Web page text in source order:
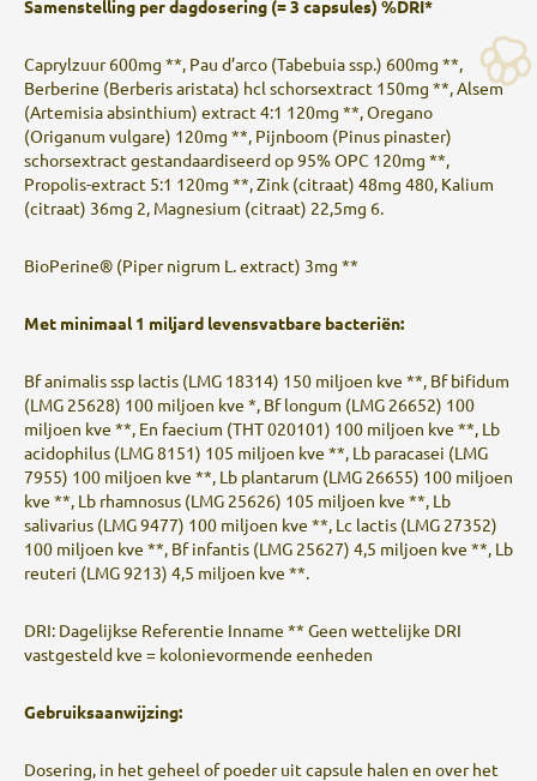
Samenstelling per dagdosering (= 3 capsules) %DRI*
Caprylzuur 600mg **, Pau d’arco (Tabebuia ssp.) 600mg **,
Berberine (Berberis aristata) hcl schorsextract 150mg **, Alsem
(Artemisia absinthium) extract 4:1 120mg **, Oregano
(Origanum vulgare) 120mg **, Pijnboom (Pinus pinaster)
schorsextract gestandaardiseerd op 95% OPC 120mg **,
Propolis-extract 5:1 120mg **, Zink (citraat) 48mg 480, Kalium
(citraat) 36mg 2, Magnesium (citraat) 22,5mg 6.
BioPerine® (Piper nigrum L. extract) 3mg **
Met minimaal 1 miljard levensvatbare bacteriën:
Bf animalis ssp lactis (LMG 18314) 150 miljoen kve **, Bf bifidum
(LMG 25628) 100 miljoen kve *, Bf longum (LMG 26652) 100
miljoen kve **, En faecium (THT 020101) 100 miljoen kve **, Lb
acidophilus (LMG 8151) 105 miljoen kve **, Lb paracasei (LMG
7955) 100 miljoen kve **, Lb plantarum (LMG 26655) 100 miljoen
kve **, Lb rhamnosus (LMG 25626) 105 miljoen kve **, Lb
salivarius (LMG 9477) 100 miljoen kve **, Lc lactis (LMG 27352)
100 miljoen kve **, Bf infantis (LMG 25627) 4,5 miljoen kve **, Lb
reuteri (LMG 9213) 4,5 miljoen kve **.
DRI: Dagelijkse Referentie Inname ** Geen wettelijke DRI
vastgesteld kve = kolonievormende eenheden
Gebruiksaanwijzing:
Dosering, in het geheel of poeder uit capsule halen en over het